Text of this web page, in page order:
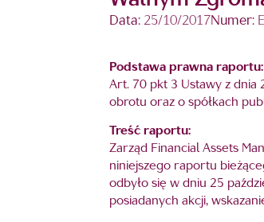
Data: 25/10/2017Numer:
Podstawa prawna raportu:
Art. 70 pkt 3 Ustawy z
obrotu oraz o spółkach
Treść raportu:
Zarząd Financial Assets
niniejszego raportu
odbyło się w dniu 25
posiadanych akcji,